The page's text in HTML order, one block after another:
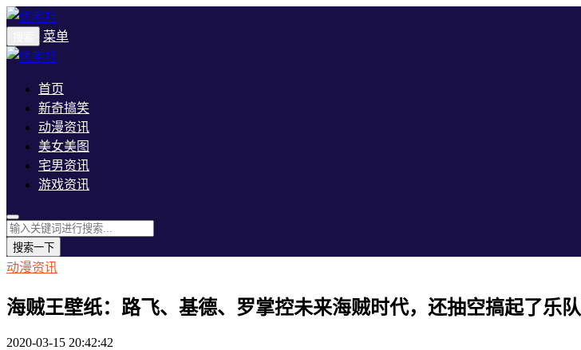
菜单
首页
新奇搞笑
动漫资讯
美女美图
宅男资讯
游戏资讯
搜索一下
动漫资讯
海贼王壁纸：路飞、基德、罗掌控未来海贼时代，还抽空搞起了乐队
2020-03-15 20:42:42